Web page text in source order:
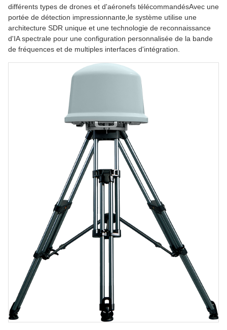
différents types de drones et d'aéronefs télécommandésAvec une
portée de détection impressionnante,le système utilise une
architecture SDR unique et une technologie de reconnaissance
d'IA spectrale pour une configuration personnalisée de la bande
de fréquences et de multiples interfaces d'intégration.